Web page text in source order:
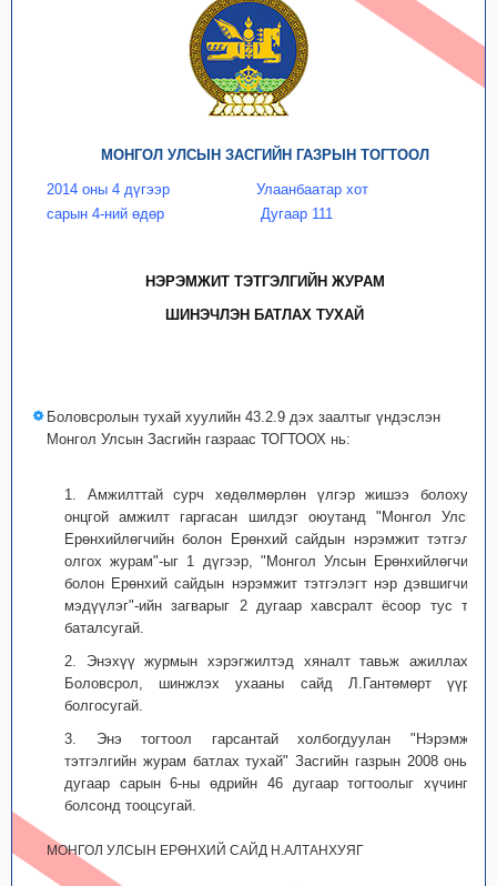
МОНГОЛ УЛСЫН ЗАСГИЙН ГАЗРЫН ТОГТООЛ
2014 оны 4 дүгээр
сарын 4-ний өдөр
Улаанбаатар хот
Дугаар 111
НЭРЭМЖИТ ТЭТГЭЛГИЙН ЖУРАМ
ШИНЭЧЛЭН БАТЛАХ ТУХАЙ
Боловсролын тухай хуулийн 43.2.9 дэх заалтыг үндэслэн
Монгол Улсын Засгийн газраас ТОГТООХ нь:
1. Амжилттай сурч хөдөлмөрлөн үлгэр жишээ болохуйц
онцгой амжилт гаргасан шилдэг оюутанд "Монгол Улсын
Ерөнхийлөгчийн болон Ерөнхий сайдын нэрэмжит тэтгэлэг
олгох журам"-ыг 1 дүгээр, "Монгол Улсын Ерөнхийлөгчийн
болон Ерөнхий сайдын нэрэмжит тэтгэлэгт нэр дэвшигчийн
мэдүүлэг"-ийн загварыг 2 дугаар хавсралт ёсоор тус тус
баталсугай.
2. Энэхүү журмын хэрэгжилтэд хяналт тавьж ажиллахыг
Боловсрол, шинжлэх ухааны сайд Л.Гантөмөрт үүрэг
болгосугай.
3. Энэ тогтоол гарсантай холбогдуулан "Нэрэмжит
тэтгэлгийн журам батлах тухай" Засгийн газрын 2008 оны 2
дугаар сарын 6-ны өдрийн 46 дугаар тогтоолыг хүчингүй
болсонд тооцсугай.
МОНГОЛ УЛСЫН ЕРӨНХИЙ САЙД Н.АЛТАНХУЯГ